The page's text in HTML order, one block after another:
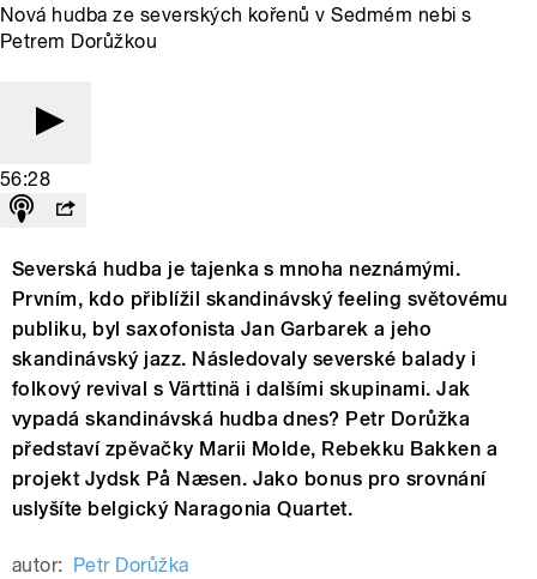
Nová hudba ze severských kořenů v Sedmém nebi s
Petrem Dorůžkou
56:28
Severská hudba je tajenka s mnoha neznámými.
Prvním, kdo přiblížil skandinávský feeling světovému
publiku, byl saxofonista Jan Garbarek a jeho
skandinávský jazz. Následovaly severské balady i
folkový revival s Värttinä i dalšími skupinami. Jak
vypadá skandinávská hudba dnes? Petr Dorůžka
představí zpěvačky Marii Molde, Rebekku Bakken a
projekt Jydsk På Næsen. Jako bonus pro srovnání
uslyšíte belgický Naragonia Quartet.
autor: Petr Dorůžka